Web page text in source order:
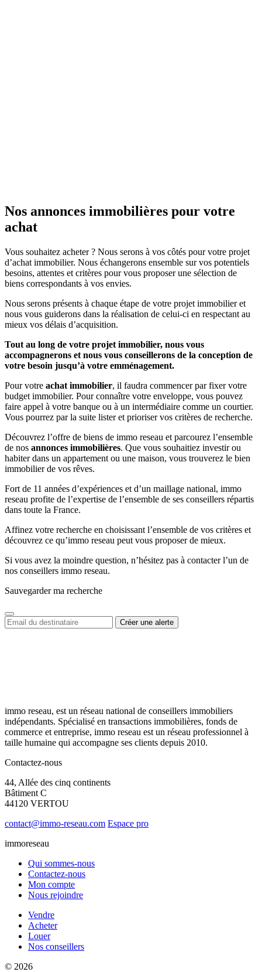
Nos annonces immobilières pour votre
achat
Vous souhaitez acheter ? Nous serons à vos côtés pour votre projet
d’achat immobilier. Nous échangerons ensemble sur vos potentiels
besoins, attentes et critères pour vous proposer une sélection de
biens correspondants à vos envies.
Nous serons présents à chaque étape de votre projet immobilier et
nous vous guiderons dans la réalisation de celui-ci en respectant au
mieux vos délais d’acquisition.
Tout au long de votre projet immobilier, nous vous
accompagnerons et nous vous conseillerons de la conception de
votre besoin jusqu’à votre emménagement.
Pour votre achat immobilier, il faudra commencer par fixer votre
budget immobilier. Pour connaître votre enveloppe, vous pouvez
faire appel à votre banque ou à un intermédiaire comme un courtier.
Vous pourrez par la suite lister et prioriser vos critères de recherche.
Découvrez l’offre de biens de immo reseau et parcourez l’ensemble
de nos annonces immobilières. Que vous souhaitiez investir ou
habiter dans un appartement ou une maison, vous trouverez le bien
immobilier de vos rêves.
Fort de 11 années d’expériences et d’un maillage national, immo
reseau profite de l’expertise de l’ensemble de ses conseillers répartis
dans toute la France.
Affinez votre recherche en choisissant l’ensemble de vos critères et
découvrez ce qu’immo reseau peut vous proposer de mieux.
Si vous avez la moindre question, n’hésitez pas à contacter l’un de
nos conseillers immo reseau.
Sauvegarder ma recherche
immo reseau, est un réseau national de conseillers immobiliers
indépendants. Spécialisé en transactions immobilières, fonds de
commerce et entreprise, immo reseau est un réseau professionnel à
taille humaine qui accompagne ses clients depuis 2010.
Contactez-nous
44, Allée des cinq continents
Bâtiment C
44120 VERTOU
contact@immo-reseau.com Espace pro
immoreseau
Qui sommes-nous
Contactez-nous
Mon compte
Nous rejoindre
Vendre
Acheter
Louer
Nos conseillers
© 2026